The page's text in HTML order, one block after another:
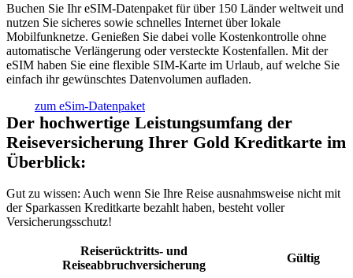
Buchen Sie Ihr eSIM-Datenpaket für über 150 Länder weltweit und
nutzen Sie sicheres sowie schnelles Internet über lokale
Mobilfunknetze. Genießen Sie dabei volle Kostenkontrolle ohne
automatische Verlängerung oder versteckte Kostenfallen. Mit der
eSIM haben Sie eine flexible SIM-Karte im Urlaub, auf welche Sie
einfach ihr gewünschtes Datenvolumen aufladen.
zum eSim-Datenpaket
Der hochwertige Leistungsumfang der
Reiseversicherung Ihrer Gold Kreditkarte im
Überblick:
Gut zu wissen: Auch wenn Sie Ihre Reise ausnahmsweise nicht mit
der Sparkassen Kreditkarte bezahlt haben, besteht voller
Versicherungsschutz!
Reiserücktritts- und
Reiseabbruchversicherung
Gültig